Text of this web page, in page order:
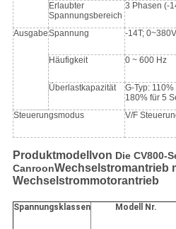
Erlaubter
Spannungsbereich
3 Phasen (-
AusgabeSpannung -14T; 0~380V
Häufigkeit 0 ~ 600 Hz
Überlastkapazität
G-Typ:
180% für 5
Steuerungsmodus
V/F
Produktmodell von Die CV800-
CanroonWechselstromantrieb
Wechselstrommotorantrieb
Spannungsklassen Modell Nr.